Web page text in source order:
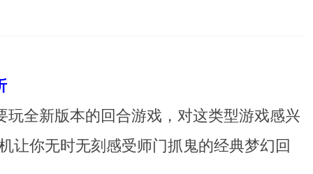
玩全新版本的回合游戏，对这类型游戏感兴
让你无时无刻感受师门抓鬼的经典梦幻回